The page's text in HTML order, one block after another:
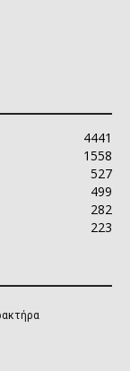
4441
1558
527
499
282
223